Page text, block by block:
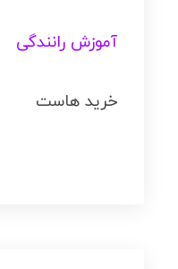
آموزش رانندگی
خرید هاست